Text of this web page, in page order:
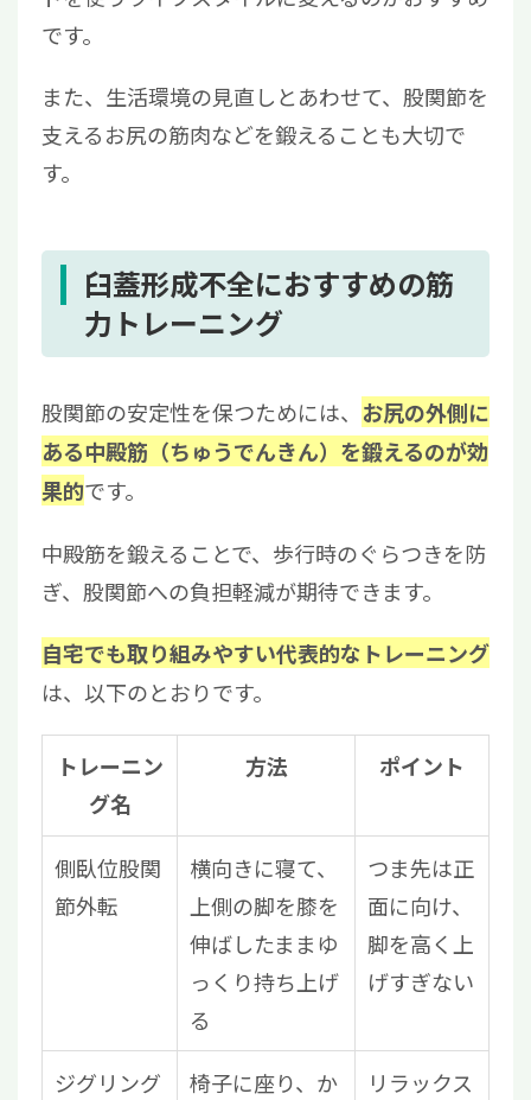
です。
また、生活環境の見直しとあわせて、股関節を
支えるお尻の筋肉などを鍛えることも大切で
す。
臼蓋形成不全におすすめの筋
力トレーニング
股関節の安定性を保つためには、 お尻の外側に
ある中殿筋（ちゅうでんきん）を鍛えるのが効
果的です。
中殿筋を鍛えることで、歩行時のぐらつきを防
ぎ、股関節への負担軽減が期待できます。
自宅でも取り組みやすい代表的なトレーニング
は、以下のとおりです。
トレーニン
グ名
方法 ポイント
側臥位股関
節外転
横向きに寝て、
上側の脚を膝を
伸ばしたままゆ
っくり持ち上げ
る
つま先は正
面に向け、
脚を高く上
げすぎない
ジグリング
椅子に座り、か
リラックス